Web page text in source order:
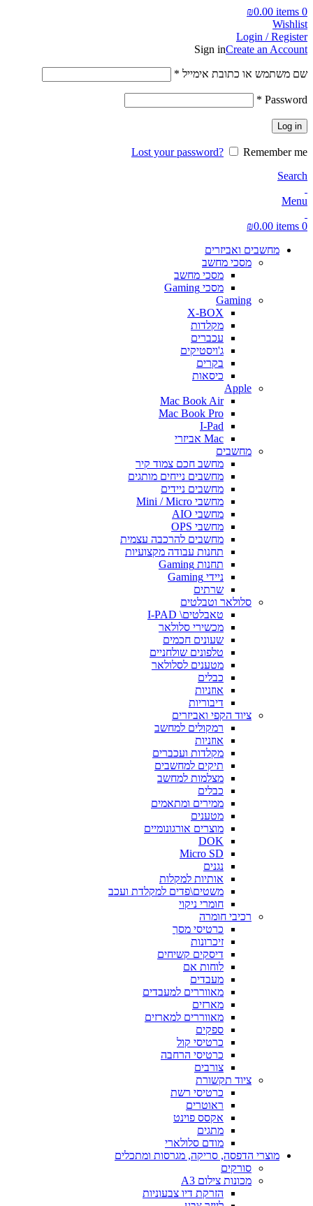
0
items
₪0.00
Wishlist
Login / Register
Sign inCreate an Account
שם משתמש או כתובת אימייל *
Password
*
Log in
Lost your password?
Remember me
Search
Menu
0
items
₪0.00
מחשבים ואביזרים
מסכי מחשב
מסכי מחשב
מסכי Gaming
Gaming
X-BOX
מקלדות
עכברים
ג'ויסטיקים
בקרים
כיסאות
Apple
Mac Book Air
Mac Book Pro
I-Pad
Mac אביזרי
מחשבים
מחשב חכם צמוד קיר
מחשבים נייחים מותגים
מחשבים ניידים
מחשבי Mini / Micro
מחשבי AIO
מחשבי OPS
מחשבים להרכבה עצמית
תחנות עבודה מקצועיות
תחנות Gaming
ניידי Gaming
שרתים
סלולאר וטבלטים
טאבלטים\ I-PAD
מכשירי סלולאר
שעונים חכמים
טלפונים שולחניים
מטענים לסלולאר
כבלים
אוזניות
דיבוריות
ציוד הקפי ואביזרים
רמקולים למחשב
אוזניות
מקלדות ועכברים
תיקים למחשבים
מצלמות למחשב
כבלים
ממירים ומתאמים
מטענים
מוצרים אורגונומיים
DOK
Micro SD
נגנים
אותיות למקלות
משטים\פדים למקלדת ועכב
חומרי ניקוי
רכיבי חומרה
כרטיסי מסך
זיכרונות
דיסקים קשיחים
לוחות אם
מעבדים
מאווררים למעבדים
מארזים
מאווררים למארזים
ספקים
כרטיסי קול
כרטיסי הרחבה
צורבים
ציוד תקשורת
כרטיסי רשת
ראוטרים
אקסס פוינט
מתגים
מודם סלולארי
מוצרי הדפסה, סריקה, מגרסות ומתכלים
סורקים
מכונות צילום A3
הזרקת דיו צבעוניות